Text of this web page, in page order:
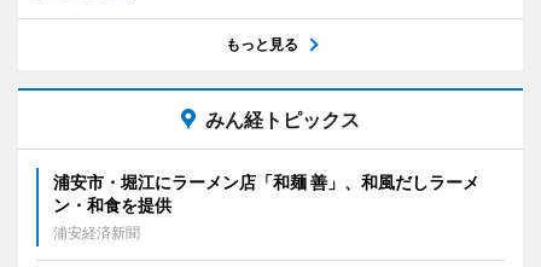
もっと見る
みん経トピックス
浦安市・堀江にラーメン店「和麺 善」、和風だしラーメ
ン・和食を提供
浦安経済新聞